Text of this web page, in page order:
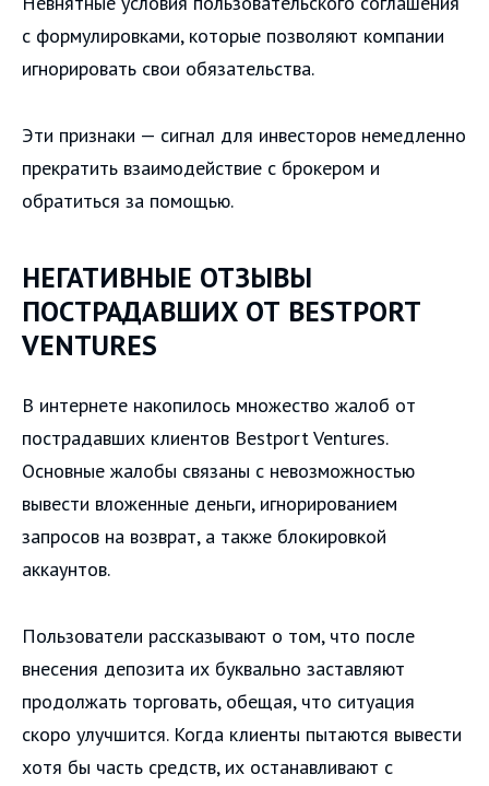
с формулировками, которые позволяют компании
игнорировать свои обязательства.
Эти признаки — сигнал для инвесторов немедленно
прекратить взаимодействие с брокером и
обратиться за помощью.
НЕГАТИВНЫЕ ОТЗЫВЫ
ПОСТРАДАВШИХ ОТ BESTPORT
VENTURES
В интернете накопилось множество жалоб от
пострадавших клиентов Bestport Ventures.
Основные жалобы связаны с невозможностью
вывести вложенные деньги, игнорированием
запросов на возврат, а также блокировкой
аккаунтов.
Пользователи рассказывают о том, что после
внесения депозита их буквально заставляют
продолжать торговать, обещая, что ситуация
скоро улучшится. Когда клиенты пытаются вывести
хотя бы часть средств, их останавливают с